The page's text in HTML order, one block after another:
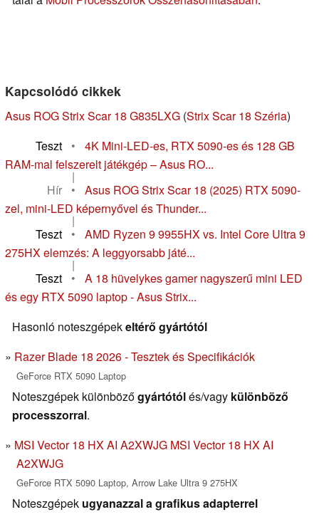
Kapcsolódó cikkek
Asus ROG Strix Scar 18 G835LXG (Strix Scar 18 Széria)
Teszt
•
4K Mini-LED-es, RTX 5090-es és 128 GB
RAM-mal felszerelt játékgép – Asus RO...
|
Hír
•
Asus ROG Strix Scar 18 (2025) RTX 5090-
zel, mini-LED képernyővel és Thunder...
|
Teszt
•
AMD Ryzen 9 9955HX vs. Intel Core Ultra 9
275HX elemzés: A leggyorsabb játé...
|
Teszt
•
A 18 hüvelykes gamer nagyszerű mini LED
és egy RTX 5090 laptop - Asus Strix...
Hasonló noteszgépekeltérő gyártótól
Razer Blade 18 2026 - Tesztek és Specifikációk
GeForce RTX 5090 Laptop
Noteszgépek különbözőgyártótólés/vagy különböző
processzorral.
MSI Vector 18 HX AI A2XWJG MSI Vector 18 HX AI
A2XWJG
GeForce RTX 5090 Laptop, Arrow Lake Ultra 9 275HX
Noteszgépek ugyanazzal a grafikus adapterrel